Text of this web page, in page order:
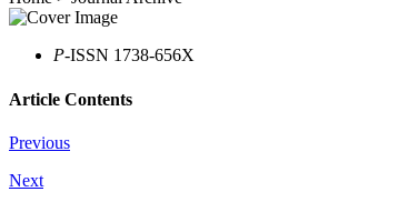
P-ISSN 1738-656X
Article Contents
Previous
Next